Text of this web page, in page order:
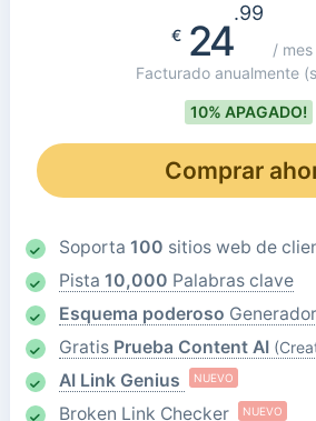
€24
.99
/ mes
Facturado anualmente
10% APAGADO!
Comprar
Soporta 100 sitios web de
Pista 10,000 Palabras clave
Esquema poderoso Generador
Gratis Prueba Content AI
AI Link Genius NUEVO
Broken Link Checker NUEVO